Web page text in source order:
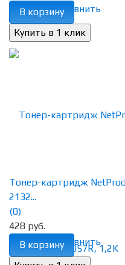
избранное сравнить
В корзину
избранное сравнить
Тонер-картридж
2132...
(0)
428 руб.
В корзину